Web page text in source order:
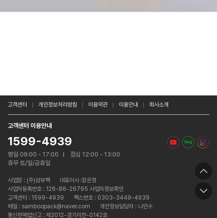
고객센터 개인정보처리방침 이용약관 이용안내 회사소개
고객센터 이용안내
1599-4939
평일 09:00 - 17:00
점심 12:00 - 13:00
휴무 토/일/공휴일
사업장 : (주)삼부팩
대표이사 :장은정
사업자등록번호 : 126-86-26795 사업자정보확인
고객센터 : 1599-4939
팩스번호 : 0303-3449-4939
메일 : samboopack@naver.com
개인정보담당자 : 나인수
통신판매업신고 : 제2012-경기이천-0142호